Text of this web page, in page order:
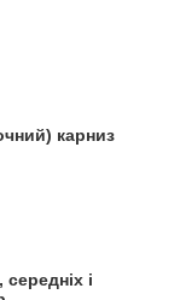
карниз
і